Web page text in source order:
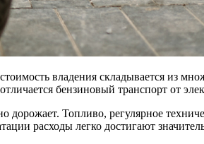
владения складывается из
бензиновый транспорт от
Топливо, регулярное
расходы легко достигают